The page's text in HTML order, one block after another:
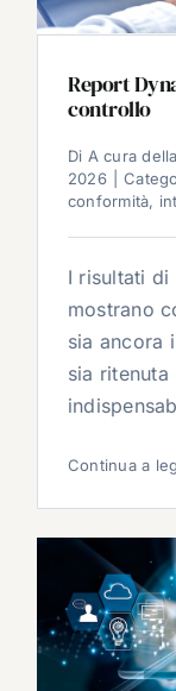
Report
controllo
Di A cura
2026
conformità,
I risultati di
mostrano
sia ancora
sia
Continua a